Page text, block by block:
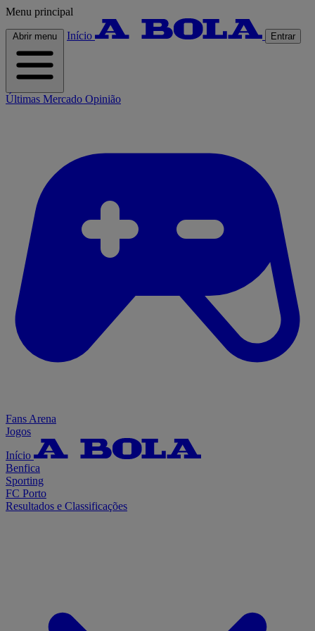
Menu principal
Abrir menu Início Entrar
Últimas Mercado Opinião
Fans Arena
Jogos
Início
Benfica
Sporting
FC Porto
Resultados e Classificações